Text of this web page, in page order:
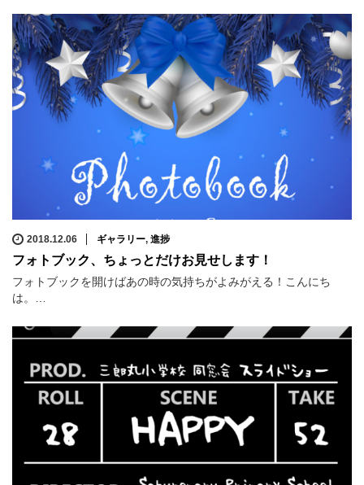
2018.12.06 ギャラリー, 進捗
フォトブック、ちょっとだけお見せします！
フォトブックを開けばあの時の気持ちがよみがえる！こんにち
は。…